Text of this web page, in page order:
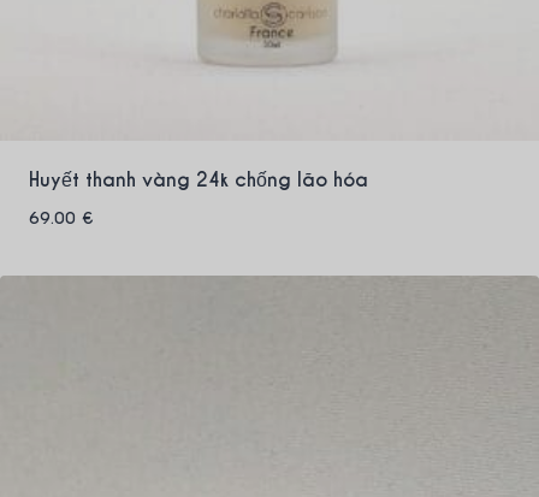
Huyết thanh vàng 24k chống lão hóa
69.00 €